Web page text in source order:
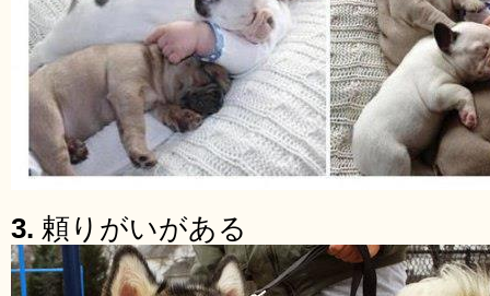
3. 頼りがいがある